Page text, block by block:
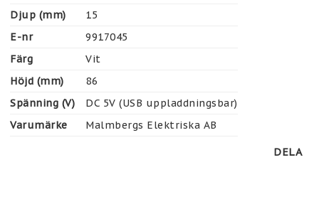
Djup (mm)
15
E-nr
9917045
Färg
Vit
Höjd (mm)
86
Spänning (V)
DC 5V (USB uppladdningsbar)
Varumärke
Malmbergs Elektriska AB
DELA